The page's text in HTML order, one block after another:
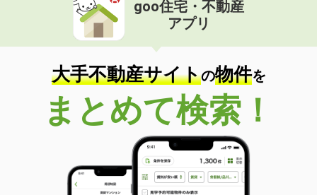
goo住宅・不動産
アプリ
大手不動産サイトの物件を
まとめて検索！